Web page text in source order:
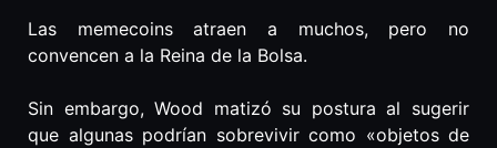
Las memecoins atraen a muchos, pero no
convencen a la Reina de la Bolsa.
Sin embargo, Wood matizó su postura al sugerir
que algunas podrían sobrevivir como «objetos de